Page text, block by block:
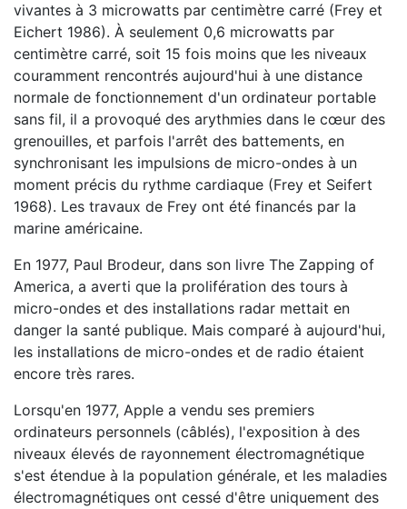
vivantes à 3 microwatts par centimètre carré (Frey et
Eichert 1986). À seulement 0,6 microwatts par
centimètre carré, soit 15 fois moins que les niveaux
couramment rencontrés aujourd'hui à une distance
normale de fonctionnement d'un ordinateur portable
sans fil, il a provoqué des arythmies dans le cœur des
grenouilles, et parfois l'arrêt des battements, en
synchronisant les impulsions de micro-ondes à un
moment précis du rythme cardiaque (Frey et Seifert
1968). Les travaux de Frey ont été financés par la
marine américaine.
En 1977, Paul Brodeur, dans son livre The Zapping of
America, a averti que la prolifération des tours à
micro-ondes et des installations radar mettait en
danger la santé publique. Mais comparé à aujourd'hui,
les installations de micro-ondes et de radio étaient
encore très rares.
Lorsqu'en 1977, Apple a vendu ses premiers
ordinateurs personnels (câblés), l'exposition à des
niveaux élevés de rayonnement électromagnétique
s'est étendue à la population générale, et les maladies
électromagnétiques ont cessé d'être uniquement des